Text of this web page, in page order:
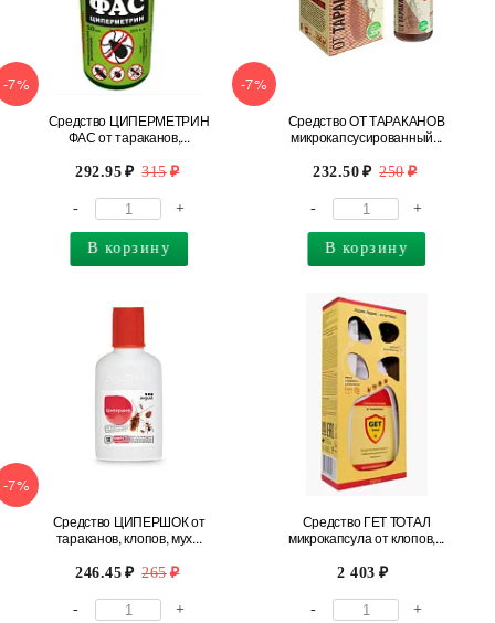
-7%
Средство ЦИПЕРМЕТРИН
ФАС от тараканов,...
292.95 315
- +
В корзину
-7%
Средство ОТ ТАРАКАНОВ
микрокапсусированный...
232.50 250
- +
В корзину
-7%
Средство ЦИПЕРШОК от
тараканов, клопов, мух...
246.45 265
- +
Средство ГЕТ ТОТАЛ
микрокапсула от клопов,...
2 403
- +